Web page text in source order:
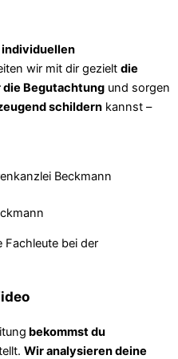
individuellen
wir mit dir gezielt die
die Begutachtung und sorgen
schildern kannst –
bekommst du
Wir analysieren deine